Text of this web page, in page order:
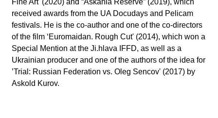
Fine Art' (2020) and “Askania Reserve” (2019), which
received awards from the UA Docudays and Pelicam
festivals. He is the co-author and one of the co-directors
of the film ‘Euromaidan. Rough Cut' (2014), which won a
Special Mention at the Ji.hlava IFFD, as well as a
Ukrainian producer and one of the authors of the idea for
’Trial: Russian Federation vs. Oleg Sencov' (2017) by
Askold Kurov.